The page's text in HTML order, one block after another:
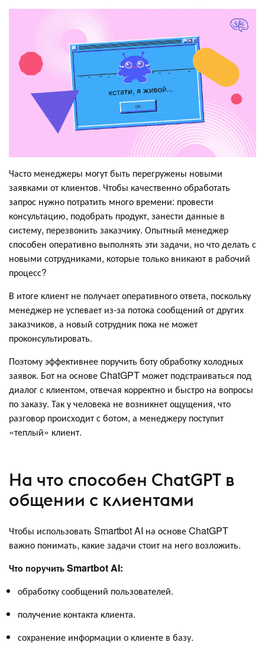
Часто менеджеры могут быть перегружены новыми
заявками от клиентов. Чтобы качественно обработать
запрос нужно потратить много времени: провести
консультацию, подобрать продукт, занести данные в
систему, перезвонить заказчику. Опытный менеджер
способен оперативно выполнять эти задачи, но что делать с
новыми сотрудниками, которые только вникают в рабочий
процесс?
В итоге клиент не получает оперативного ответа, поскольку
менеджер не успевает из-за потока сообщений от других
заказчиков, а новый сотрудник пока не может
проконсультировать.
Поэтому эффективнее поручить боту обработку холодных
заявок. Бот на основе ChatGPT может подстраиваться под
диалог с клиентом, отвечая корректно и быстро на вопросы
по заказу. Так у человека не возникнет ощущения, что
разговор происходит с ботом, а менеджеру поступит
«теплый» клиент.
На что способен ChatGPT в
общении с клиентами
Чтобы использовать Smartbot AI на основе ChatGPT
важно понимать, какие задачи стоит на него возложить.
Что поручить Smartbot AI:
обработку сообщений пользователей.
получение контакта клиента.
сохранение информации о клиенте в базу.